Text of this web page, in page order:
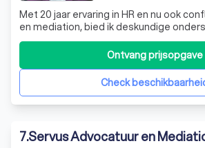
Met 20 jaar ervaring in HR en nu ook
en mediation, bied ik deskundige
helpen tot een oplossing te komen.
kunt blijven ondernemen.
Check
Ontvang prijsopgave
7.Servus Advocatuur en